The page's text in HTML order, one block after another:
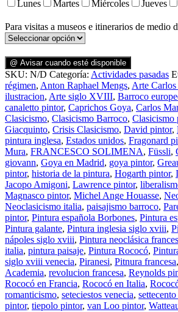
Lunes Martes Miércoles Jueves
Para visitas a museos e itinerarios de medio
@ Avisar cuando esté disponible
SKU: N/D Categoría: Actividades pasadas
régimen, Anton Raphael Mengs, Arte
ilustracion, Arte siglo XVIII, Barroco
canaletto pintor, Caprichos Goya, Carlos
Clasicismo, Clasicismo Barroco, Clasicismo
Giacquinto, Crisis Clasicismo, David pintor,
pintura inglesa, Estados unidos, Fragonard
Mura, FRANCESCO SOLIMENA, Füssli,
giovann, Goya en Madrid, goya pintor,
pintor, historia de la pintura, Hogarth pintor,
Jacopo Amigoni, Lawrence pintor,
Magnasco pintor, Michel Ange Houasse,
Neoclasicismo italia, paisajismo barroco,
pintor, Pintura española Borbones, Pintura
Pintura galante, Pintura inglesia siglo xviii,
nápoles siglo xviii, Pintura neoclásica
italia, pintura paisaje, Pintura Rococó,
siglo xviii venecia, Piranesi, Pitnura francesa,
Academia, revolucion francesa, Reynolds
Rococó en Francia, Rococó en Italia,
romanticismo, seteciestos venecia,
pintor, tiepolo pintor, van Loo pintor,